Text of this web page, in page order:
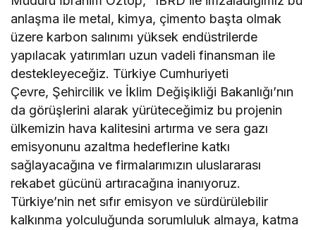
anlaşma ile metal, kimya, çimento başta olmak
üzere karbon salınımı yüksek endüstrilerde
yapılacak yatırımları uzun vadeli finansman ile
destekleyeceğiz. Türkiye Cumhuriyeti
Çevre, Şehircilik ve İklim Değişikliği Bakanlığı’nın
da görüşlerini alarak yürüteceğimiz bu projenin
ülkemizin hava kalitesini artırma ve sera gazı
emisyonunu azaltma hedeflerine katkı
sağlayacağına ve firmalarımızın uluslararası
rekabet gücünü artıracağına inanıyoruz.
Türkiye’nin net sıfır emisyon ve sürdürülebilir
kalkınma yolculuğunda sorumluluk almaya, katma